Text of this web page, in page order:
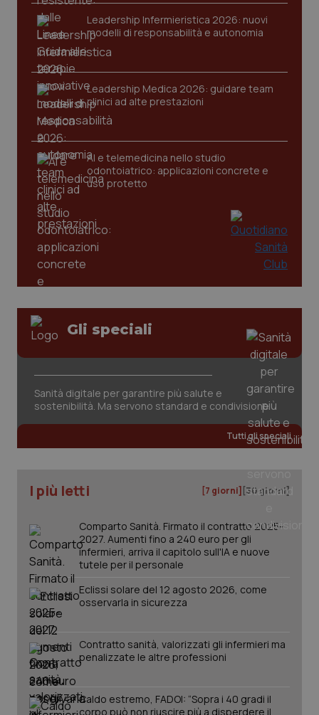
Leadership Infermieristica 2026: nuovi
modelli di responsabilità e autonomia
Leadership Medica 2026: guidare team
clinici ad alte prestazioni
AI e telemedicina nello studio
odontoiatrico: applicazioni concrete e
uso protetto
Gli speciali
Sanità digitale per garantire più salute e
sostenibilità. Ma servono standard e condivisione
Tutti gli speciali
I più letti [7 giorni] [30 giorni]
Comparto Sanità. Firmato il contratto 2025-
2027. Aumenti fino a 240 euro per gli
infermieri, arriva il capitolo sull'IA e nuove
tutele per il personale
Eclissi solare del 12 agosto 2026, come
osservarla in sicurezza
Contratto sanità, valorizzati gli infermieri ma
penalizzate le altre professioni
Caldo estremo, FADOI: “Sopra i 40 gradi il
corpo può non riuscire più a disperdere il
CookieScriptConsent
CookieScript
www.quotidianosanita.it
tracking-enable
.quotidianosanita.it